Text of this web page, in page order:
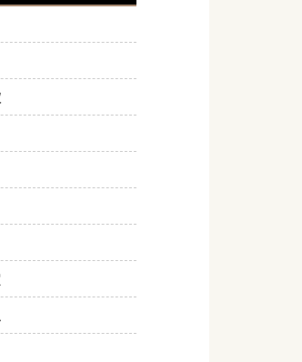
物件ご入居までの流れ
物件ご入居までの流れ